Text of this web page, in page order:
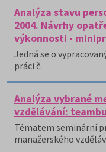
Analýza stavu
2004. Návrhy
výkonnosti -
Jedná se o
práci č.
Analýza vybrané
vzdělávání:
Tématem seminární
manažerského